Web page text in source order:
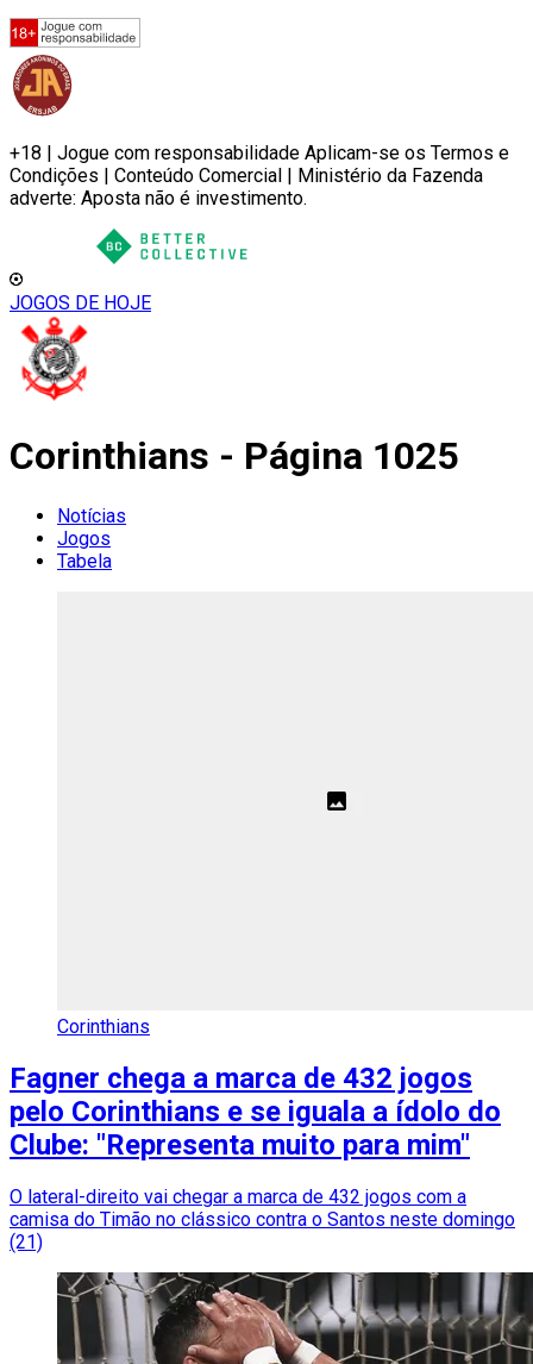
+18 | Jogue com responsabilidade Aplicam-se os Termos e
Condições | Conteúdo Comercial | Ministério da Fazenda
adverte: Aposta não é investimento.
JOGOS DE HOJE
Corinthians - Página 1025
Notícias
Jogos
Tabela
Corinthians
Fagner chega a marca de 432 jogos
pelo Corinthians e se iguala a ídolo do
Clube: "Representa muito para mim"
O lateral-direito vai chegar a marca de 432 jogos com a
camisa do Timão no clássico contra o Santos neste domingo
(21)